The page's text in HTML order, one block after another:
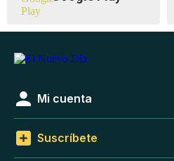
Mi cuenta
Suscríbete